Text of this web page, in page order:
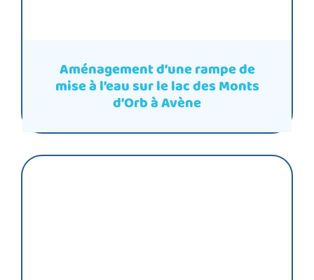
Aménagement d’une rampe de
mise à l’eau sur le lac des Monts
d’Orb à Avène